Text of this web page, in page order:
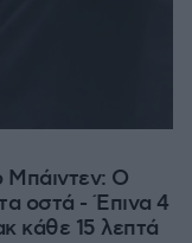
Μπάιντεν: Ο
οστά - Έπινα 4
κάθε 15 λεπτά